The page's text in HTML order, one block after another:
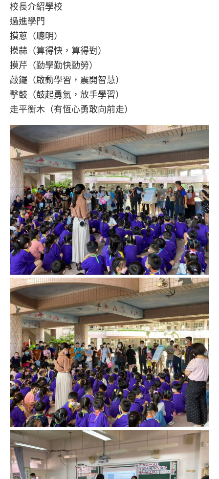
校長介紹學校
過進學門
摸蔥（聰明）
摸蒜（算得快，算得對）
摸芹（勤學勤快勤勞）
敲鑼（啟動學習，震開智慧）
擊鼓（鼓起勇氣，放手學習）
走平衡木（有恆心勇敢向前走）